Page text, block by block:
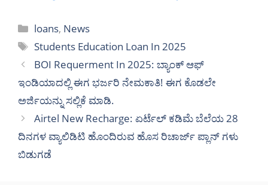
Categories
loans, News
Tags
Students Education Loan In 2025
BOI Requerment In 2025: ಬ್ಯಾಂಕ್ ಆಫ್
ಇಂಡಿಯಾದಲ್ಲಿ ಈಗ ಭರ್ಜರಿ ನೇಮಕಾತಿ! ಈಗ ಕೊಡಲೇ
ಅರ್ಜಿಯನ್ನು ಸಲ್ಲಿಕೆ ಮಾಡಿ.
Airtel New Recharge: ಏರ್ಟೆಲ್ ಕಡಿಮೆ ಬೆಲೆಯ 28
ದಿನಗಳ ವ್ಯಾಲಿಡಿಟಿ ಹೊಂದಿರುವ ಹೊಸ ರಿಚಾರ್ಜ್ ಪ್ಲಾನ್ ಗಳು
ಬಿಡುಗಡೆ